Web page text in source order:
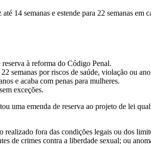
14 semanas e estende para 22 semanas
à reforma do Código Penal.
semanas por riscos de saúde, violação ou
e acaba com penas para mulheres.
exceções.
uma emenda de reserva ao projeto de lei
fora das condições legais ou dos
de crimes contra a liberdade sexual; ou